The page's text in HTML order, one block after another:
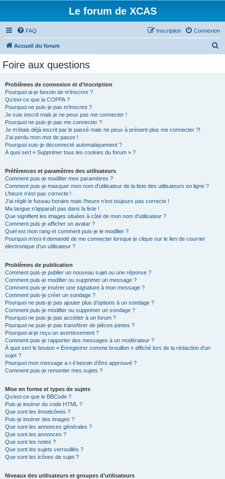
Le forum de XCAS
FAQ Connexion
Inscription
Accueil du forum
Foire aux questions
Problèmes de connexion et d’inscription
Pourquoi ai-je besoin de m’inscrire ?
Qu’est-ce que la COPPA ?
Pourquoi ne puis-je pas m’inscrire ?
Je suis inscrit mais je ne peux pas me connecter !
Pourquoi ne puis-je pas me connecter ?
Je m’étais déjà inscrit par le passé mais ne peux à présent plus me connecter ?!
J’ai perdu mon mot de passe !
Pourquoi suis-je déconnecté automatiquement ?
À quoi sert « Supprimer tous les cookies du forum » ?
Préférences et paramètres des utilisateurs
Comment puis-je modifier mes paramètres ?
Comment puis-je masquer mon nom d’utilisateur de la liste des utilisateurs en ligne ?
L’heure n’est pas correcte !
J’ai réglé le fuseau horaire mais l’heure n’est toujours pas correcte !
Ma langue n’apparaît pas dans la liste !
Que signifient les images situées à côté de mon nom d’utilisateur ?
Comment puis-je afficher un avatar ?
Quel est mon rang et comment puis-je le modifier ?
Pourquoi m’est-il demandé de me connecter lorsque je clique sur le lien de courrier
électronique d’un utilisateur ?
Problèmes de publication
Comment puis-je publier un nouveau sujet ou une réponse ?
Comment puis-je modifier ou supprimer un message ?
Comment puis-je insérer une signature à mon message ?
Comment puis-je créer un sondage ?
Pourquoi ne puis-je pas ajouter plus d’options à un sondage ?
Comment puis-je modifier ou supprimer un sondage ?
Pourquoi ne puis-je pas accéder à un forum ?
Pourquoi ne puis-je pas transférer de pièces jointes ?
Pourquoi ai-je reçu un avertissement ?
Comment puis-je rapporter des messages à un modérateur ?
À quoi sert le bouton « Enregistrer comme brouillon » affiché lors de la rédaction d’un
sujet ?
Pourquoi mon message a-t-il besoin d’être approuvé ?
Comment puis-je remonter mes sujets ?
Mise en forme et types de sujets
Qu’est-ce que le BBCode ?
Puis-je insérer du code HTML ?
Que sont les émoticônes ?
Puis-je insérer des images ?
Que sont les annonces générales ?
Que sont les annonces ?
Que sont les notes ?
Que sont les sujets verrouillés ?
Que sont les icônes de sujet ?
Niveaux des utilisateurs et groupes d’utilisateurs